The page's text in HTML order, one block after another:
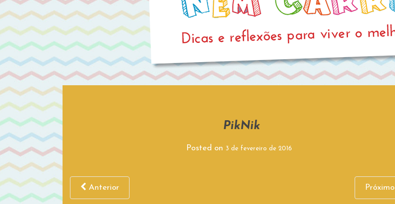
PikNik
Posted on 3 de fevereiro de 2016
Anterior Próximo